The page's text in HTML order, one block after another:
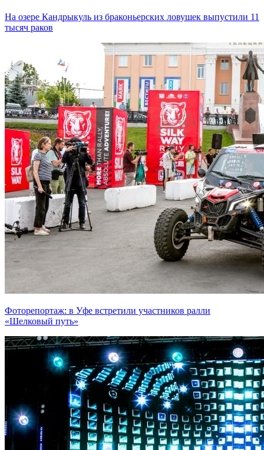
На озере Кандрыкуль из браконьерских ловушек выпустили 11
тысяч раков
Фоторепортаж: в Уфе встретили участников ралли
«Шелковый путь»